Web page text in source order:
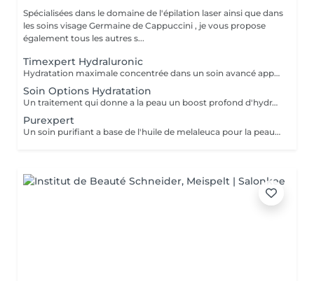
Spécialisées dans le domaine de l'épilation laser ainsi que dans
les soins visage Germaine de Cappuccini , je vous propose
également tous les autres s...
Timexpert Hydraluronic
Hydratation maximale concentrée dans un soin avancé approprié pour toutes les peaux et, surtout, pour celles présentant des symptômes de déshydratation : manque de confort, peau tendue, ... Sa formule « hydractive » protège la peau, en favorisant sa résistance naturelle face aux signes de vieillissement prématuré.
Soin Options Hydratation
Un traitement qui donne a la peau un boost profond d'hydratation. Résultat: une peau gorgée d'eau, de la douceur et de la fraicheur.
Purexpert
Un soin purifiant a base de l'huile de melaleuca pour la peau mixte, grasse et acnéique. Résultat: une peau matte, egale et purifiee.